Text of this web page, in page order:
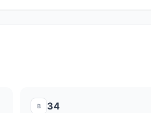
B 34